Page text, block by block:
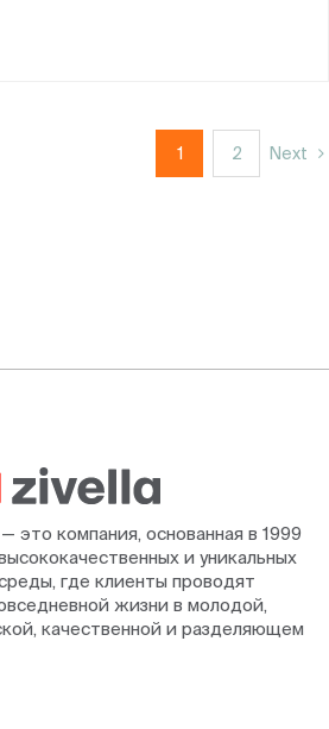
1 2 Next
это компания, основанная в 1999
и уникальных
где клиенты проводят
жизни в молодой,
качественной и разделяющем